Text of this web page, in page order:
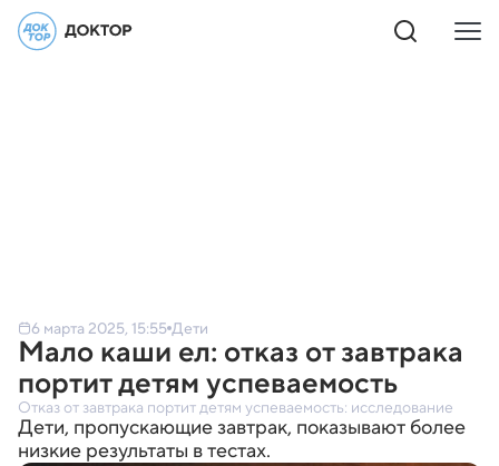
6 марта 2025, 15:55 Дети
Мало каши ел: отказ от завтрака
портит детям успеваемость
Отказ от завтрака портит детям успеваемость: исследование
Дети, пропускающие завтрак, показывают более
низкие результаты в тестах.